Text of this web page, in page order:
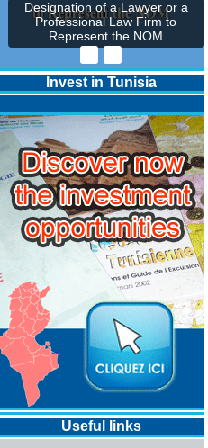
Designation of a Lawyer or a
Professional Law Firm to
Represent the NOM
Invest in Tunisia
Useful links